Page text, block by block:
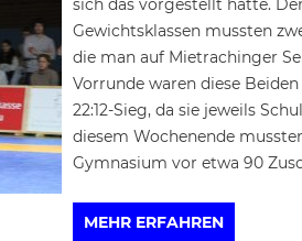
sich das vorgestellt hatte.
Gewichtsklassen mussten
die man auf Mietrachinger
Vorrunde waren diese
22:12-Sieg, da sie jeweils
diesem Wochenende
Gymnasium vor etwa 90
MEHR ERFAHREN